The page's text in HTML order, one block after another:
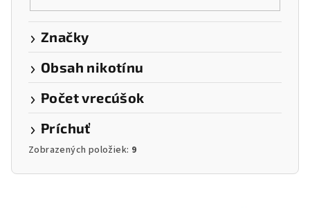
Značky
Obsah nikotínu
Počet vrecúšok
Príchuť
Zobrazených položiek: 9